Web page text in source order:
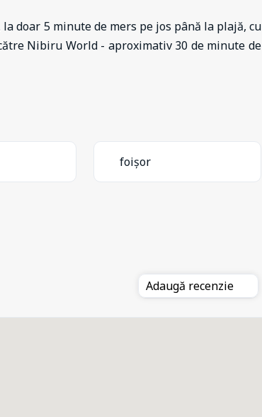
doar 5 minute de mers pe jos până la plajă, cu
Nibiru World - aproximativ 30 de minute de
foișor
Adaugă recenzie